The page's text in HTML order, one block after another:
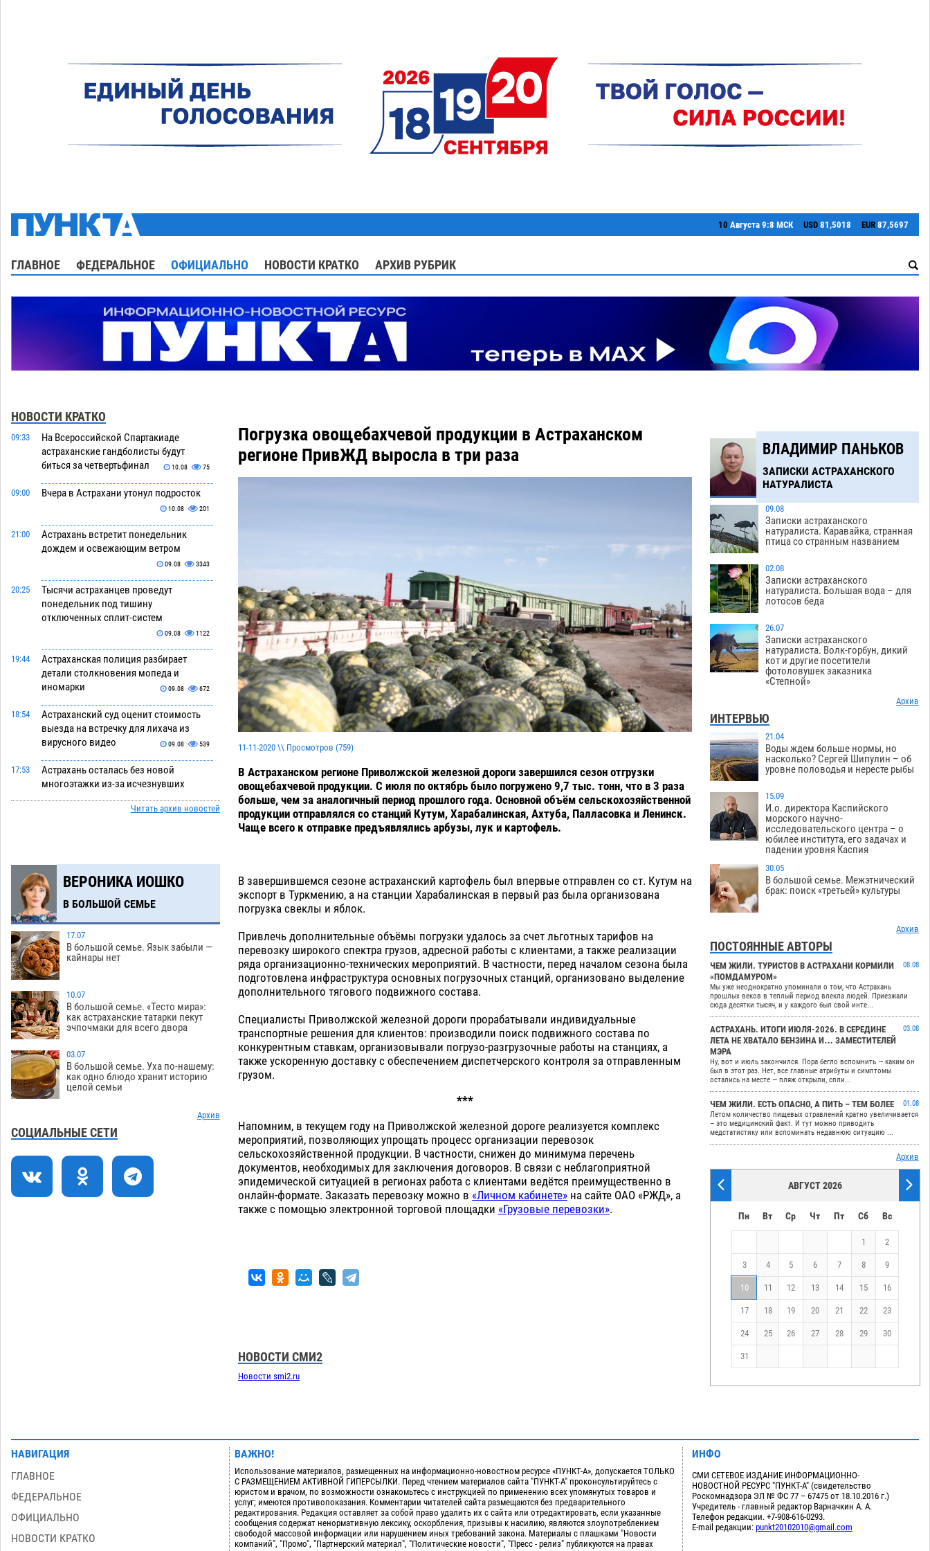
10 Августа 9:8 МСК USD 81,5018 EUR 87,5697
ГЛАВНОЕ ФЕДЕРАЛЬНОЕ ОФИЦИАЛЬНО НОВОСТИ КРАТКО АРХИВ РУБРИК
НОВОСТИ КРАТКО
09:33
На Всероссийской Спартакиаде
астраханские гандболисты будут
биться за четвертьфинал
10.08 75
09:00 Вчера в Астрахани утонул подросток
10.08 201
21:00
Астрахань встретит понедельник
дождем и освежающим ветром
09.08 3343
20:25
Тысячи астраханцев проведут
понедельник под тишину
отключенных сплит-систем
09.08 1122
19:44
Астраханская полиция разбирает
детали столкновения мопеда и
иномарки
09.08 672
18:54
Астраханский суд оценит стоимость
выезда на встречку для лихача из
вирусного видео
09.08 539
17:53
Астрахань осталась без новой
многоэтажки из-за исчезнувших
капиталов
09.08 3369
15:25
В день арбуза гуляющих астраханцев
ждет безалкогольная набережная
14:12
Поездка в автобусе загнала
жительницу Астрахани в кредитную
яму
13:08
Астраханцев зовут смотреть на
падающие звезды и загадывать
желания
09.08 440
горячей воды до двадцатого августа
09.08 1694
10:51
Жителей Астраханской области просят
09:01
Большой и Мариинский театры
высадятся в Астраханском кремле
Читать архив новостей
ВЕРОНИКА ИОШКО
В БОЛЬШОЙ СЕМЬЕ
17.07
В большой семье. Язык забыли —
кайнары нет
10.07
В большой семье. «Тесто мира»:
как астраханские татарки пекут
эчпочмаки для всего двора
03.07
В большой семье. Уха по-нашему:
как одно блюдо хранит историю
целой семьи
Архив
СОЦИАЛЬНЫЕ СЕТИ
Погрузка овощебахчевой продукции в Астраханском
регионе ПривЖД выросла в три раза
11-11-2020 \\ Просмотров (759)
В Астраханском регионе Приволжской железной дороги завершился сезон отгрузки
овощебахчевой продукции. С июля по октябрь было погружено 9,7 тыс. тонн, что в 3 раза
больше, чем за аналогичный период прошлого года. Основной объём сельскохозяйственной
продукции отправлялся со станций Кутум, Харабалинская, Ахтуба, Палласовка и Ленинск.
Чаще всего к отправке предъявлялись арбузы, лук и картофель.
В завершившемся сезоне астраханский картофель был впервые отправлен со ст. Кутум на
экспорт в Туркмению, а на станции Харабалинская в первый раз была организована
погрузка свеклы и яблок.
Привлечь дополнительные объёмы погрузки удалось за счет льготных тарифов на
перевозку широкого спектра грузов, адресной работы с клиентами, а также реализации
ряда организационно-технических мероприятий. В частности, перед началом сезона была
подготовлена инфраструктура основных погрузочных станций, организовано выделение
дополнительного тягового подвижного состава.
Специалисты Приволжской железной дороги прорабатывали индивидуальные
транспортные решения для клиентов: производили поиск подвижного состава по
конкурентным ставкам, организовывали погрузо-разгрузочные работы на станциях, а
также ускоренную доставку с обеспечением диспетчерского контроля за отправленным
грузом.
***
Напомним, в текущем году на Приволжской железной дороге реализуется комплекс
мероприятий, позволяющих упрощать процесс организации перевозок
сельскохозяйственной продукции. В частности, снижен до минимума перечень
документов, необходимых для заключения договоров. В связи с неблагоприятной
эпидемической ситуацией в регионах работа с клиентами ведётся преимущественно в
онлайн-формате. Заказать перевозку можно в «Личном кабинете»на сайте ОАО «РЖД», а
также с помощью электронной торговой площадки «Грузовые перевозки».
НОВОСТИ СМИ2
Новости smi2.ru
ВЛАДИМИР ПАНЬКОВ
ЗАПИСКИ АСТРАХАНСКОГО
НАТУРАЛИСТА
09.08
Записки астраханского
натуралиста. Каравайка, странная
птица со странным названием
02.08
Записки астраханского
натуралиста. Большая вода – для
лотосов беда
26.07
Записки астраханского
натуралиста. Волк-горбун, дикий
кот и другие посетители
фотоловушек заказника
«Степной»
Архив
ИНТЕРВЬЮ
21.04
Воды ждем больше нормы, но
насколько? Сергей Шипулин – об
уровне половодья и нересте рыбы
15.09
И.о. директора Каспийского
морского научно-
исследовательского центра – о
юбилее института, его задачах и
падении уровня Каспия
30.05
В большой семье. Межэтнический
брак: поиск «третьей» культуры
Архив
ПОСТОЯННЫЕ АВТОРЫ
ЧЕМ ЖИЛИ. ТУРИСТОВ В АСТРАХАНИ КОРМИЛИ
«ПОМДАМУРОМ»
08.08
Мы уже неоднократно упоминали о том, что Астрахань
прошлых веков в теплый период влекла людей. Приезжали
сюда десятки тысяч, и у каждого был свой инте...
АСТРАХАНЬ. ИТОГИ ИЮЛЯ-2026. В СЕРЕДИНЕ
ЛЕТА НЕ ХВАТАЛО БЕНЗИНА И… ЗАМЕСТИТЕЛЕЙ
МЭРА
03.08
Ну, вот и июль закончился. Пора бегло вспомнить — каким он
был в этот раз. Нет, все главные атрибуты и симптомы
остались на месте — пляж открыли, спли...
ЧЕМ ЖИЛИ. ЕСТЬ ОПАСНО, А ПИТЬ – ТЕМ БОЛЕЕ
01.08
Летом количество пищевых отравлений кратно увеличивается
– это медицинский факт. И тут можно приводить
медстатистику или вспоминать недавнюю ситуацию ...
Архив
АВГУСТ 2026
Пн Вт Ср Чт Пт Сб Вс
1 2
3 4 5 6 7 8 9
10 11 12 13 14 15 16
17 18 19 20 21 22 23
24 25 26 27 28 29 30
31
НАВИГАЦИЯ
ГЛАВНОЕ
ФЕДЕРАЛЬНОЕ
ОФИЦИАЛЬНО
НОВОСТИ КРАТКО
ВАЖНО!
Использование материалов, размещенных на информационно-новостном ресурсе «ПУНКТ-А», допускается ТОЛЬКО
С РАЗМЕЩЕНИЕМ АКТИВНОЙ ГИПЕРСЫЛКИ. Перед чтением материалов сайта "ПУНКТ-А" проконсультируйтесь с
юристом и врачом, по возможности ознакомьтесь с инструкцией по применению всех упомянутых товаров и
услуг; имеются противопоказания. Комментарии читателей сайта размещаются без предварительного
редактирования. Редакция оставляет за собой право удалить их с сайта или отредактировать, если указанные
сообщения содержат ненормативную лексику, оскорбления, призывы к насилию, являются злоупотреблением
свободой массовой информации или нарушением иных требований закона. Материалы с плашками "Новости
компаний", "Промо", "Партнерский материал", "Политические новости", "Пресс - релиз" публикуются на правах
ИНФО
СМИ СЕТЕВОЕ ИЗДАНИЕ ИНФОРМАЦИОННО-
НОВОСТНОЙ РЕСУРС "ПУНКТ-А" (свидетельство
Роскомнадзора ЭЛ № ФС 77 – 67475 от 18.10.2016 г.)
Учредитель - главный редактор Варначкин А. А.
Телефон редакции. +7-908-616-0293.
E-mail редакции: punkt20102010@gmail.com